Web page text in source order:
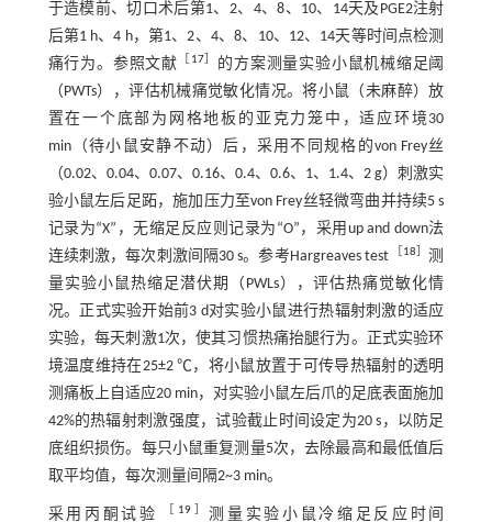
于造模前、切口术后第1、2、4、8、10、14天及PGE2注射
后第1 h、4 h，第1、2、4、8、10、12、14天等时间点检测
痛行为。参照文献 ［ 17］
的方案测量实验小鼠机械缩足阈
（PWTs），评估机械痛觉敏化情况。将小鼠（未麻醉）放
置在一个底部为网格地板的亚克力笼中，适应环境30
min（待小鼠安静不动）后，采用不同规格的von Frey丝
（0.02、0.04、0.07、0.16、0.4、0.6、1、1.4、2 g）刺激实
验小鼠左后足跖，施加压力至von Frey丝轻微弯曲并持续5 s
记录为“X”，无缩足反应则记录为“O”，采用up and down法
连续刺激，每次刺激间隔30 s。参考Hargreaves test［18］测
量实验小鼠热缩足潜伏期（PWLs），评估热痛觉敏化情
况。正式实验开始前3 d对实验小鼠进行热辐射刺激的适应
实验，每天刺激1次，使其习惯热痛抬腿行为。正式实验环
境温度维持在25±2 ℃，将小鼠放置于可传导热辐射的透明
测痛板上自适应20 min，对实验小鼠左后爪的足底表面施加
42%的热辐射刺激强度，试验截止时间设定为20 s，以防足
底组织损伤。每只小鼠重复测量5次，去除最高和最低值后
取平均值，每次测量间隔2~3 min。
采用丙酮试验 ［ 19 ］测量实验小鼠冷缩足反应时间